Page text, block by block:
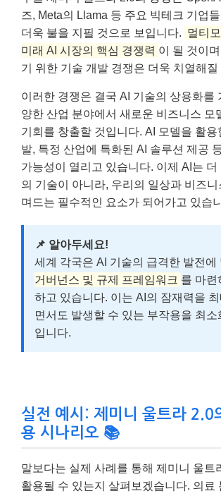
의 기술이 아니라, 우리의 일상과 비즈니
며드는 필수적인 요소가 되어가고 있습
📌 알아두세요!
거버넌스 및 규제 프레임워크 를 마련
하고 있습니다. 이는 AI의 잠재력을
면서도 발생할 수 있는 부작용을 최소
입니다.
용 시나리오 📚
말보다는 실제 사례를 통해 제미니 울트
활용될 수 있는지 살펴보겠습니다. 의료
얼마나 큰 도움을 줄 수 있는지 상상해 보
진단을 위해 환자의 방대한 의료 기
MRI/CT 영상(이미지), 과거 수술
등 복합적인 데이터를 분석해야 하
기존의 어려움:
의료진이 수동으로